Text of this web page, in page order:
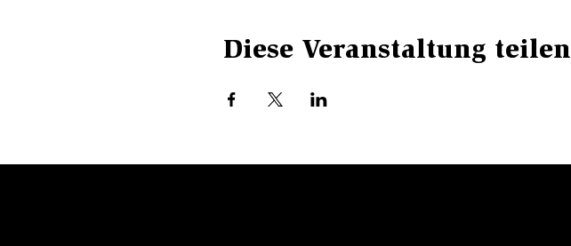
Diese Veranstaltung teilen